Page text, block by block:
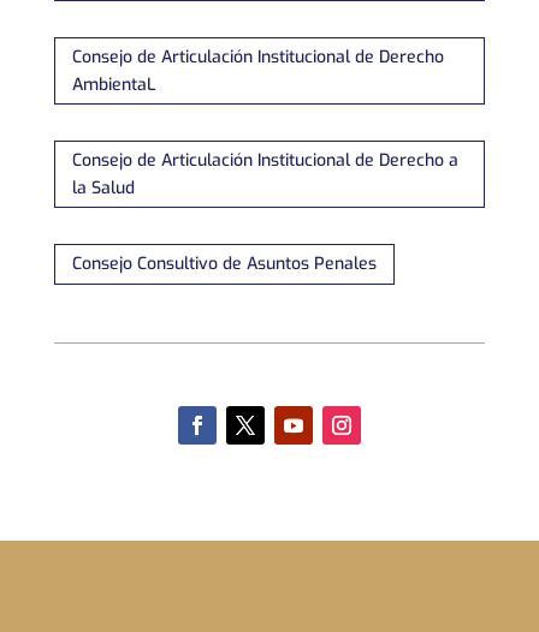
Consejo de Articulación Institucional de Derecho
AmbientaL
Consejo de Articulación Institucional de Derecho a
la Salud
Consejo Consultivo de Asuntos Penales